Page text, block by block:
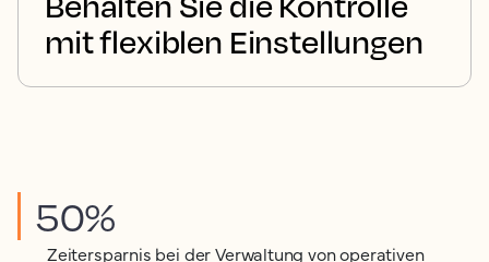
mit flexiblen Einstellungen
50%
Zeitersparnis bei der Verwaltung von operativen